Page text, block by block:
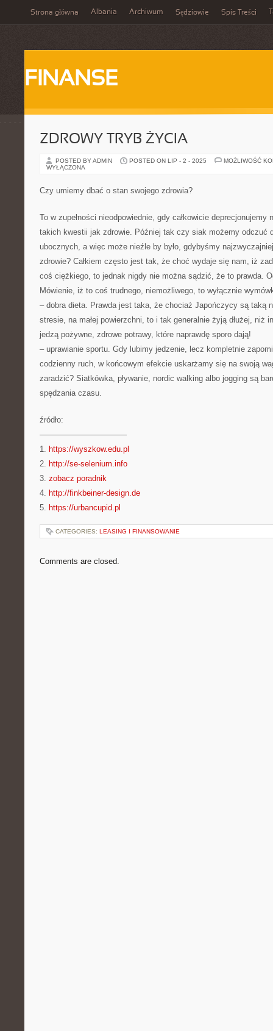
Strona główna Albania Archiwum Sędziowie Spis Treści
FINANSE
ZDROWY TRYB ŻYCIA
POSTED BY ADMIN POSTED ON LIP - 2 - 2025
MOŻLIWOŚĆ
WYŁĄCZONA
Czy umiemy dbać o stan swojego zdrowia?
To w zupełności nieodpowiednie, gdy całkowicie
takich kwestii jak zdrowie. Później tak czy siak możemy odczuć
ubocznych, a więc może nieźle by było, gdybyśmy
zdrowie? Całkiem często jest tak, że choć wydaje się nam, iż
coś ciężkiego, to jednak nigdy nie można sądzić, że to prawda.
Mówienie, iż to coś trudnego, niemożliwego, to wyłącznie
– dobra dieta. Prawda jest taka, że chociaż Japończycy są taką
stresie, na małej powierzchni, to i tak generalnie żyją dłużej, niż
jedzą pożywne, zdrowe potrawy, które naprawdę sporo dają!
– uprawianie sportu. Gdy lubimy jedzenie, lecz kompletnie
codzienny ruch, w końcowym efekcie uskarżamy się na swoją
zaradzić? Siatkówka, pływanie, nordic walking albo jogging są
spędzania czasu.
źródło:
———————————
1. https://wyszkow.edu.pl
2. http://se-selenium.info
3. zobacz poradnik
4. http://finkbeiner-design.de
5. https://urbancupid.pl
CATEGORIES: LEASING I FINANSOWANIE
Comments are closed.